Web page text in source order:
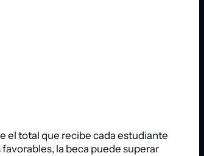
el total que recibe cada estudiante
la beca puede superar